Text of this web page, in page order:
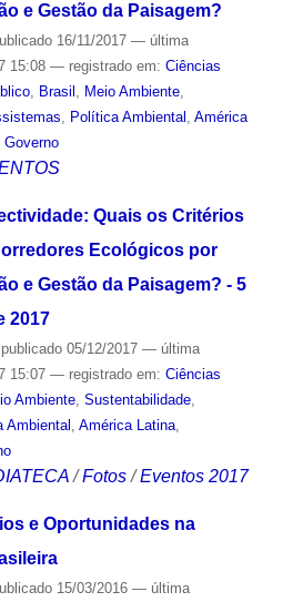
e Gestão da Paisagem?
16/11/2017 — última
15:08 — registrado em: Ciências
, Brasil , Meio Ambiente,
, Política Ambiental , América
Governo
Quais os Critérios
Ecológicos por
e Gestão da Paisagem? - 5
2017
publicado05/12/2017 — última
15:07 — registrado em: Ciências
Ambiente, Sustentabilidade,
Ambiental América Latina,
/Fotos /Eventos 2017
e Oportunidades na
15/03/2016 — última